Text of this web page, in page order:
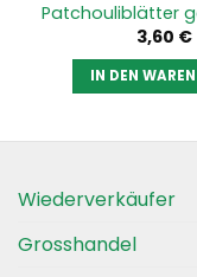
Patchouliblätter
3,60 €
IN DEN
Wiederverkäufer
Grosshandel